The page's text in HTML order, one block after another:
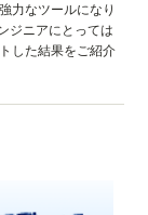
力なツールになり
ジニアにとっては
した結果をご紹介